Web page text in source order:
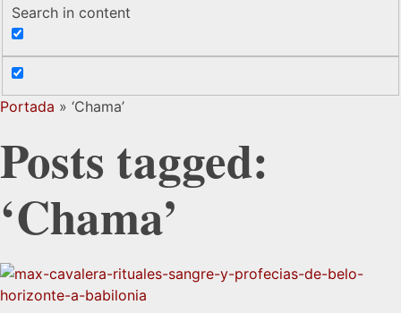
Search in content
Portada » ‘Chama’
Posts tagged:
‘Chama’